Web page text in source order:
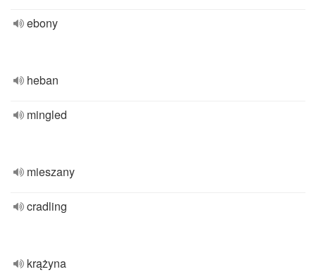
ebony
heban
mingled
mieszany
cradling
krążyna